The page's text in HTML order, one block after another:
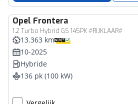
Opel Frontera
1.2 Turbo Hybrid GS 145PK #RIJKLAAR#
13.363 km
10-2025
Hybride
136 pk (100 kW)